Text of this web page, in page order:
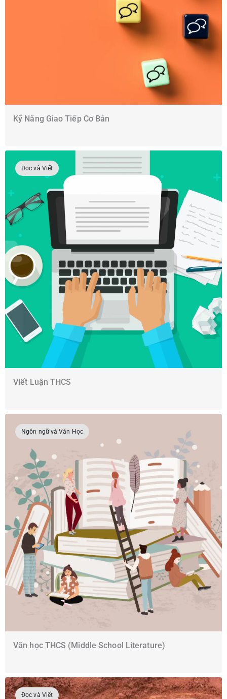
Kỹ Năng Giao Tiếp Cơ Bản
Đọc và Viết
Viết Luận THCS
Ngôn ngữ và Văn Học
Văn học THCS (Middle School Literature)
Đọc và Viết